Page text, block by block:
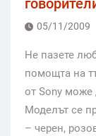
05/11/2009
Не пазете
помощта на
от Sony може
Моделът се
– черен,